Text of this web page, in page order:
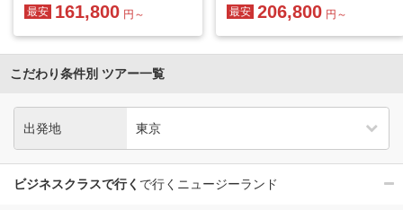
最安 161,800 円～ 最安 206,800 円～
こだわり条件別 ツアー一覧
出発地
ビジネスクラスで行く で行くニュージーランド